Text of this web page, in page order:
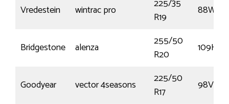
Vredestein wintrac pro
225/35
R19
88W
Bridgestone alenza
255/50
R20
109H
Goodyear vector 4seasons
225/50
R17
98V